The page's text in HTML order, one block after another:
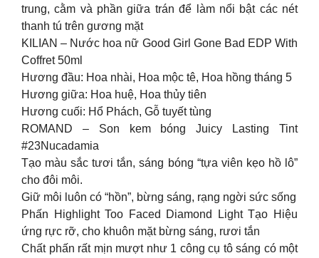
trung, cằm và phần giữa trán để làm nổi bật các nét
thanh tú trên gương mặt
KILIAN – Nước hoa nữ Good Girl Gone Bad EDP With
Coffret 50ml
Hương đầu: Hoa nhài, Hoa mộc tê, Hoa hồng tháng 5
Hương giữa: Hoa huệ, Hoa thủy tiên
Hương cuối: Hổ Phách, Gỗ tuyết tùng
ROMAND – Son kem bóng Juicy Lasting Tint
#23Nucadamia
Tạo màu sắc tươi tắn, sáng bóng “tựa viên kẹo hồ lô”
cho đôi môi.
Giữ môi luôn có “hồn”, bừng sáng, rạng ngời sức sống
Phấn Highlight Too Faced Diamond Light Tạo Hiệu
ứng rực rỡ, cho khuôn mặt bừng sáng, rươi tắn
Chất phấn rất mịn mượt như 1 công cụ tô sáng có một